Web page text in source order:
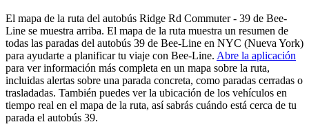
El mapa de la ruta del autobús Ridge Rd Commuter - 39 de Bee-
Line se muestra arriba. El mapa de la ruta muestra un resumen de
todas las paradas del autobús 39 de Bee-Line en NYC (Nueva York)
para ayudarte a planificar tu viaje con Bee-Line. Abre la aplicación
para ver información más completa en un mapa sobre la ruta,
incluidas alertas sobre una parada concreta, como paradas cerradas o
trasladadas. También puedes ver la ubicación de los vehículos en
tiempo real en el mapa de la ruta, así sabrás cuándo está cerca de tu
parada el autobús 39.